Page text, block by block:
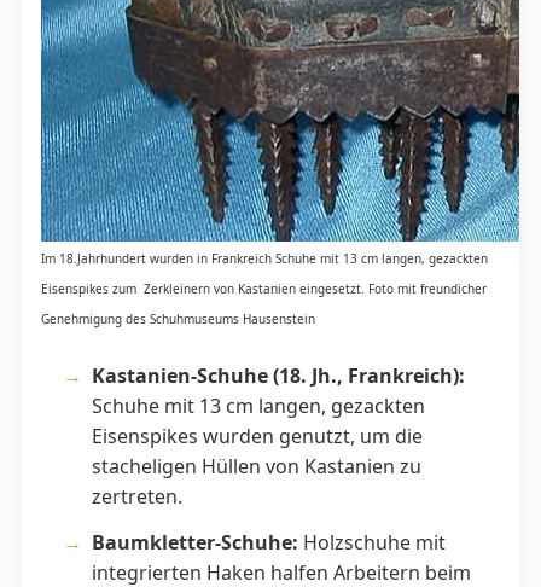
Im 18.Jahrhundert wurden in Frankreich Schuhe mit 13 cm langen, gezackten
Eisenspikes zum Zerkleinern von Kastanien eingesetzt. Foto mit freundicher
Genehmigung des Schuhmuseums Hausenstein
Kastanien-Schuhe (18. Jh., Frankreich):
Schuhe mit 13 cm langen, gezackten
Eisenspikes wurden genutzt, um die
stacheligen Hüllen von Kastanien zu
zertreten.
Baumkletter-Schuhe: Holzschuhe mit
integrierten Haken halfen Arbeitern beim